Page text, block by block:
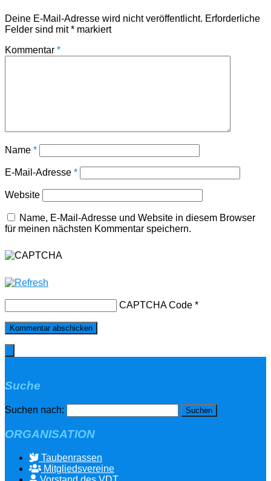
Deine E-Mail-Adresse wird nicht veröffentlicht. Erforderliche
Felder sind mit* markiert
Kommentar *
Name *
E-Mail-Adresse *
Website
Name, E-Mail-Adresse und Website in diesem Browser
für meinen nächsten Kommentar speichern.
CAPTCHA Code *
Suche
Suchen nach:
ORGANISATION
Taubenrassen
Mitgliedsvereine